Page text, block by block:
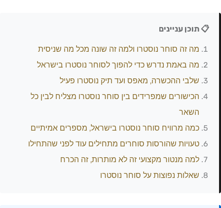
📋 תוכן עניינים
מה זה סוחר נוסטרו ולמה זה שונה מכל מה שניסית
מה באמת נדרש כדי להפוך לסוחר נוסטרו בישראל
שלבי ההכשרה, מאפס ועד תיק נוסטרו פעיל
הכישורים שמפרידים בין סוחר נוסטרו מצליח לבין כל
השאר
כמה מרוויח סוחר נוסטרו בישראל, מספרים אמיתיים
טעויות שהורסות סוחרים מתחילים עוד לפני שהתחילו
למה מנטור מקצועי זה לא מותרות, זה הכרח
שאלות נפוצות על סוחר נוסטרו